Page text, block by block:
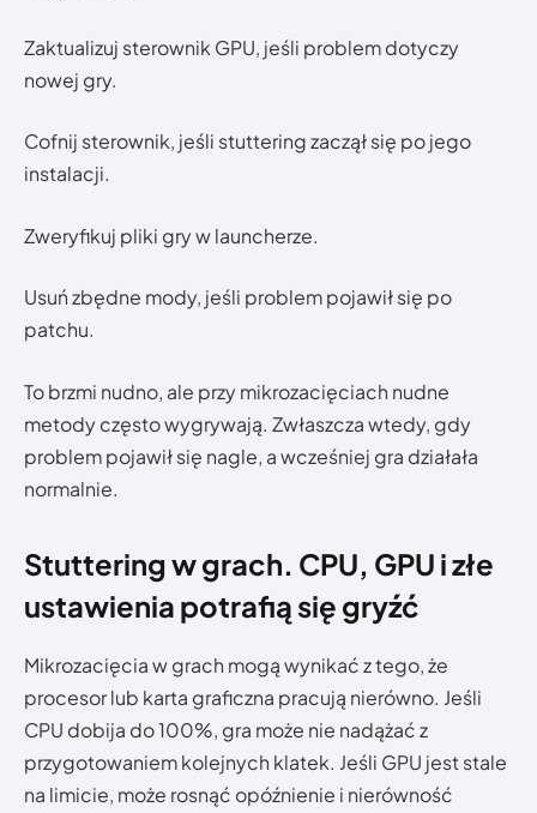
Zaktualizuj sterownik GPU, jeśli problem dotyczy
nowej gry.
Cofnij sterownik, jeśli stuttering zaczął się po jego
instalacji.
Zweryfikuj pliki gry w launcherze.
Usuń zbędne mody, jeśli problem pojawił się po
patchu.
To brzmi nudno, ale przy mikrozacięciach nudne
metody często wygrywają. Zwłaszcza wtedy, gdy
problem pojawił się nagle, a wcześniej gra działała
normalnie.
Stuttering w grach. CPU, GPU i złe
ustawienia potrafią się gryźć
Mikrozacięcia w grach mogą wynikać z tego, że
procesor lub karta graficzna pracują nierówno. Jeśli
CPU dobija do 100%, gra może nie nadążać z
przygotowaniem kolejnych klatek. Jeśli GPU jest stale
na limicie, może rosnąć opóźnienie i nierówność